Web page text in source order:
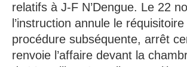
relatifs à J-F N’Dengue. Le 22
l’instruction annule le
procédure subséquente, arrêt
renvoie l’affaire devant la